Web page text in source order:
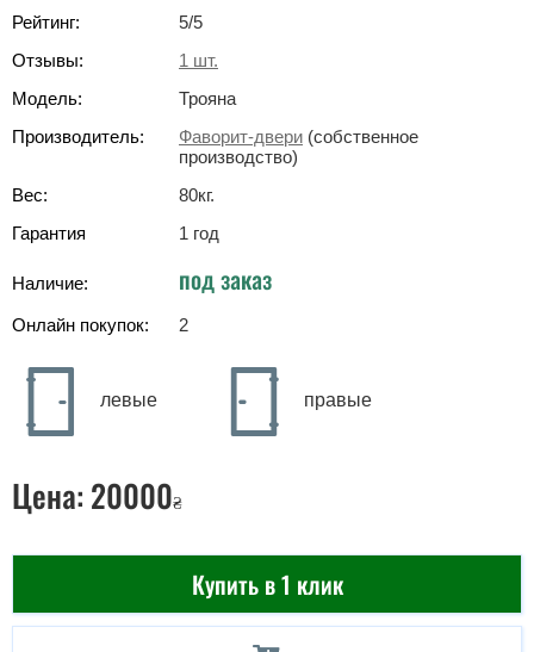
Рейтинг:
5/5
Отзывы:
1 шт.
Модель:
Трояна
Производитель:
Фаворит-двери (собственное
производство)
Вес:
80кг.
Гарантия
1 год
Наличие: под заказ
Онлайн покупок: 2
левые правые
Цена: 20000₴
Купить в 1 клик